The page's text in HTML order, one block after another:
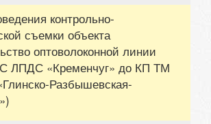
контрольно-
съемки объекта
оптоволоконной линии
ЛПДС «Кременчуг» до КП ТМ
Разбышевская-